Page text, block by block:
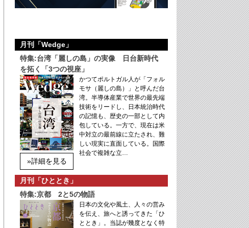
月刊「Wedge」
特集:台湾「麗しの島」の実像 日台新時代
を拓く「3つの視座」
»詳細を見る
かつてポルトガル人が「フォル
モサ（麗しの島）」と呼んだ台
湾。半導体産業で世界の最先端
技術をリードし、日本統治時代
の記憶も、歴史の一部として内
包している。一方で、現在は米
中対立の最前線に立たされ、難
しい現実に直面している。国際
社会で複雑な立…
月刊「ひととき」
特集:京都 2と5の物語
日本の文化や風土、人々の営み
を伝え、旅へと誘ってきた「ひ
ととき」。当誌が幾度となく特